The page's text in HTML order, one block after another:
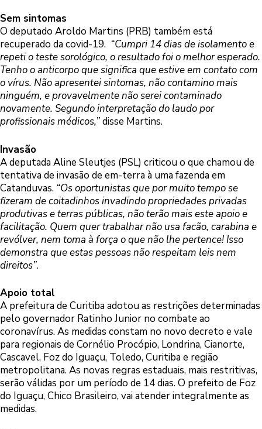
Sem sintomas
O deputado Aroldo Martins (PRB) também está
recuperado da covid-19. “Cumpri 14 dias de isolamento e
repeti o teste sorológico, o resultado foi o melhor esperado.
Tenho o anticorpo que significa que estive em contato com
o vírus. Não apresentei sintomas, não contamino mais
ninguém, e provavelmente não serei contaminado
novamente. Segundo interpretação do laudo por
profissionais médicos,”disse Martins.
Invasão
A deputada Aline Sleutjes (PSL) criticou o que chamou de
tentativa de invasão de em-terra à uma fazenda em
Catanduvas. “Os oportunistas que por muito tempo se
fizeram de coitadinhos invadindo propriedades privadas
produtivas e terras públicas, não terão mais este apoio e
facilitação. Quem quer trabalhar não usa facão, carabina e
revólver, nem toma à força o que não lhe pertence! Isso
demonstra que estas pessoas não respeitam leis nem
direitos”.
Apoio total
A prefeitura de Curitiba adotou as restrições determinadas
pelo governador Ratinho Junior no combate ao
coronavírus. As medidas constam no novo decreto e vale
para regionais de Cornélio Procópio, Londrina, Cianorte,
Cascavel, Foz do Iguaçu, Toledo, Curitiba e região
metropolitana. As novas regras estaduais, mais restritivas,
serão válidas por um período de 14 dias. O prefeito de Foz
do Iguaçu, Chico Brasileiro, vai atender integralmente as
medidas.